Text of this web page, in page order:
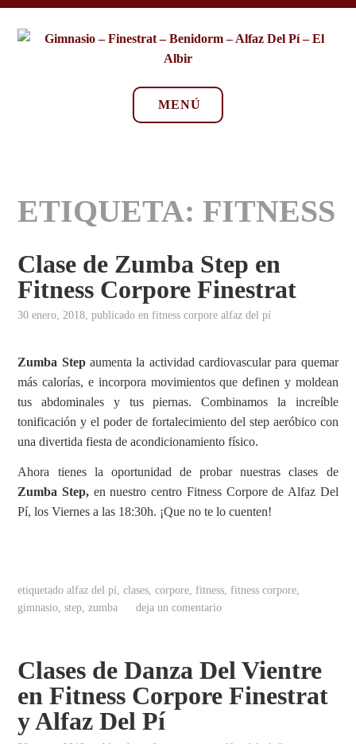
Saltar
FINESTRAT, BENIDORM, ALFAZ DEL PÍ Y EL ALBIR.
ACTIVIDADES PARA GENTE MUY GUAPA, COMO TÚ!
GIMNASIO – FINESTRAT –
BENIDORM – ALFAZ DEL PÍ
– EL ALBIR
MENÚ
ETIQUETA:FITNESS
Clase de Zumba Step en
Fitness Corpore Finestrat
30 enero, 2018, publicado enfitness corpore alfaz del pí
Zumba Stepaumenta la actividad cardiovascular para quemar
más calorías, e incorpora movimientos que definen y moldean
tus abdominales y tus piernas. Combinamos la increíble
tonificación y el poder de fortalecimiento del step aeróbico con
una divertida fiesta de acondicionamiento físico.
Ahora tienes la oportunidad de probar nuestras clases de
Zumba Step, en nuestro centro Fitness Corpore de Alfaz Del
Pí, los Viernes a las 18:30h. ¡Que no te lo cuenten!
etiquetadoalfaz del pí,clases,corpore,fitness,fitness corpore,
gimnasio,step,zumba deja un comentario
Clases de Danza Del Vientre
en Fitness Corpore Finestrat
y Alfaz Del Pí